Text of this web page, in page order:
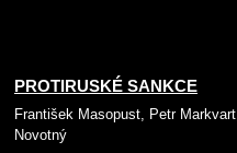
PROTIRUSKÉ SANKCE
František Masopust, Petr
Novotný